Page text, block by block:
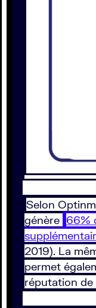
Selon
génère 66%
2019). La
permet
réputation de